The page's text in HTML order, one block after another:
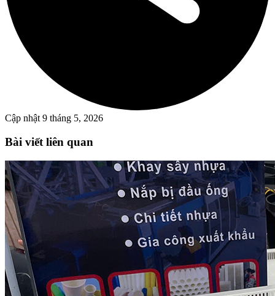
Cập nhật 9 tháng 5, 2026
Bài viết liên quan